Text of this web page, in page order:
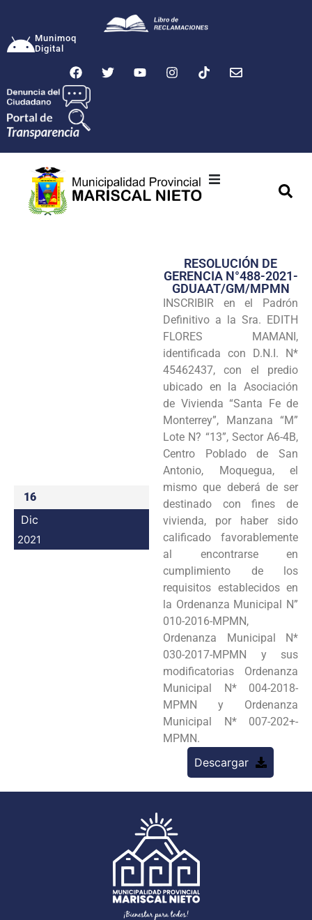
Munimoq
Digital
Transparencia
Seguridad
Programas
Intranet
16
Dic
2021
RESOLUCIÓN DE
GERENCIA N°488-2021-
GDUAAT/GM/MPMN
INSCRIBIR en el Padrón
Definitivo a la Sra. EDITH
FLORES MAMANI,
identificada con D.N.I. N*
45462437, con el predio
ubicado en la Asociación
de Vivienda “Santa Fe de
Monterrey”, Manzana “M”
Lote N? “13”, Sector A6-4B,
Centro Poblado de San
Antonio, Moquegua, el
mismo que deberá de ser
destinado con fines de
vivienda, por haber sido
calificado favorablemente
al encontrarse en
cumplimiento de los
requisitos establecidos en
la Ordenanza Municipal N”
010-2016-MPMN,
Ordenanza Municipal N*
030-2017-MPMN y sus
modificatorias Ordenanza
Municipal N* 004-2018-
MPMN y Ordenanza
Municipal N* 007-202+-
MPMN.
Descargar